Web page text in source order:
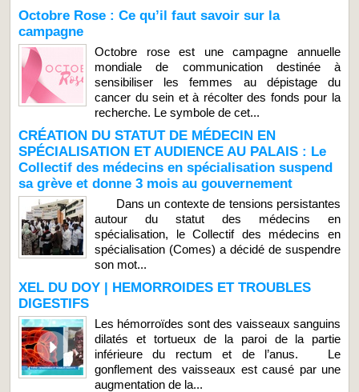
Octobre Rose : Ce qu’il faut savoir sur la
campagne
Octobre rose est une campagne annuelle
mondiale de communication destinée à
sensibiliser les femmes au dépistage du
cancer du sein et à récolter des fonds pour la
recherche. Le symbole de cet...
CRÉATION DU STATUT DE MÉDECIN EN
SPÉCIALISATION ET AUDIENCE AU PALAIS : Le
Collectif des médecins en spécialisation suspend
sa grève et donne 3 mois au gouvernement
Dans un contexte de tensions persistantes
autour du statut des médecins en
spécialisation, le Collectif des médecins en
spécialisation (Comes) a décidé de suspendre
son mot...
XEL DU DOY | HEMORROIDES ET TROUBLES
DIGESTIFS
Les hémorroïdes sont des vaisseaux sanguins
dilatés et tortueux de la paroi de la partie
inférieure du rectum et de l’anus. Le
gonflement des vaisseaux est causé par une
augmentation de la...